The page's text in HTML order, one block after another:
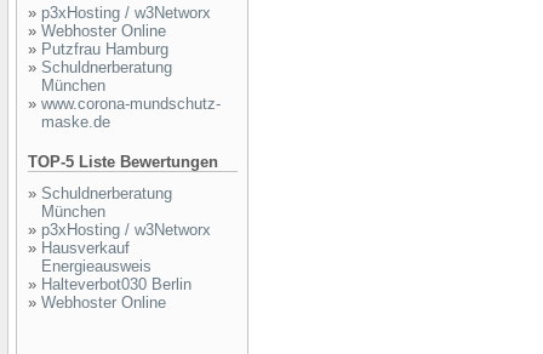
» p3xHosting / w3Networx
» Webhoster Online
» Putzfrau Hamburg
» Schuldnerberatung
München
» www.corona-mundschutz-
maske.de
TOP-5 Liste Bewertungen
» Schuldnerberatung
München
» p3xHosting / w3Networx
» Hausverkauf
Energieausweis
» Halteverbot030 Berlin
» Webhoster Online